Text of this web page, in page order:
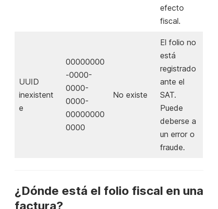
efecto
fiscal.
UUID
inexistent
e
00000000
-0000-
0000-
0000-
00000000
0000
No existe
El folio no
está
registrado
ante el
SAT.
Puede
deberse a
un error o
fraude.
¿Dónde está el folio fiscal en una
factura?